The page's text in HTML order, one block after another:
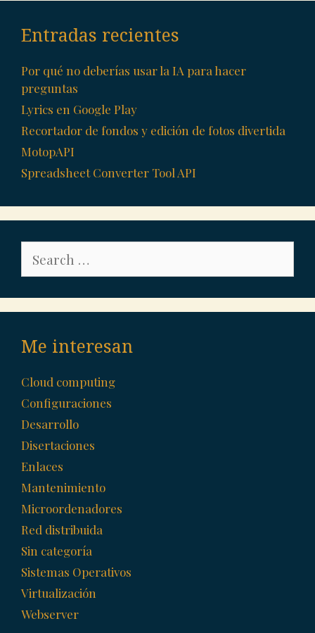
Entradas recientes
Por qué no deberías usar la IA para hacer
preguntas
Lyrics en Google Play
Recortador de fondos y edición de fotos divertida
MotopAPI
Spreadsheet Converter Tool API
for:
Me interesan
Cloud computing
Configuraciones
Desarrollo
Disertaciones
Enlaces
Mantenimiento
Microordenadores
Red distribuida
Sin categoría
Sistemas Operativos
Virtualización
Webserver